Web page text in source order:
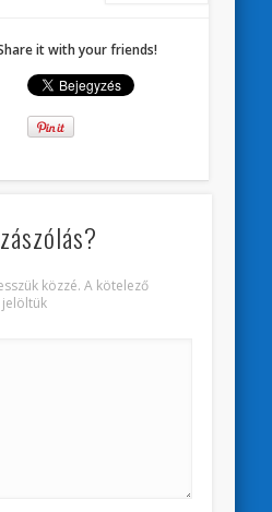
it with your friends!
közzé. A kötelező